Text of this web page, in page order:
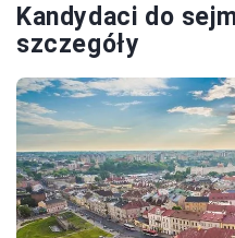
Kandydaci do
szczegóły